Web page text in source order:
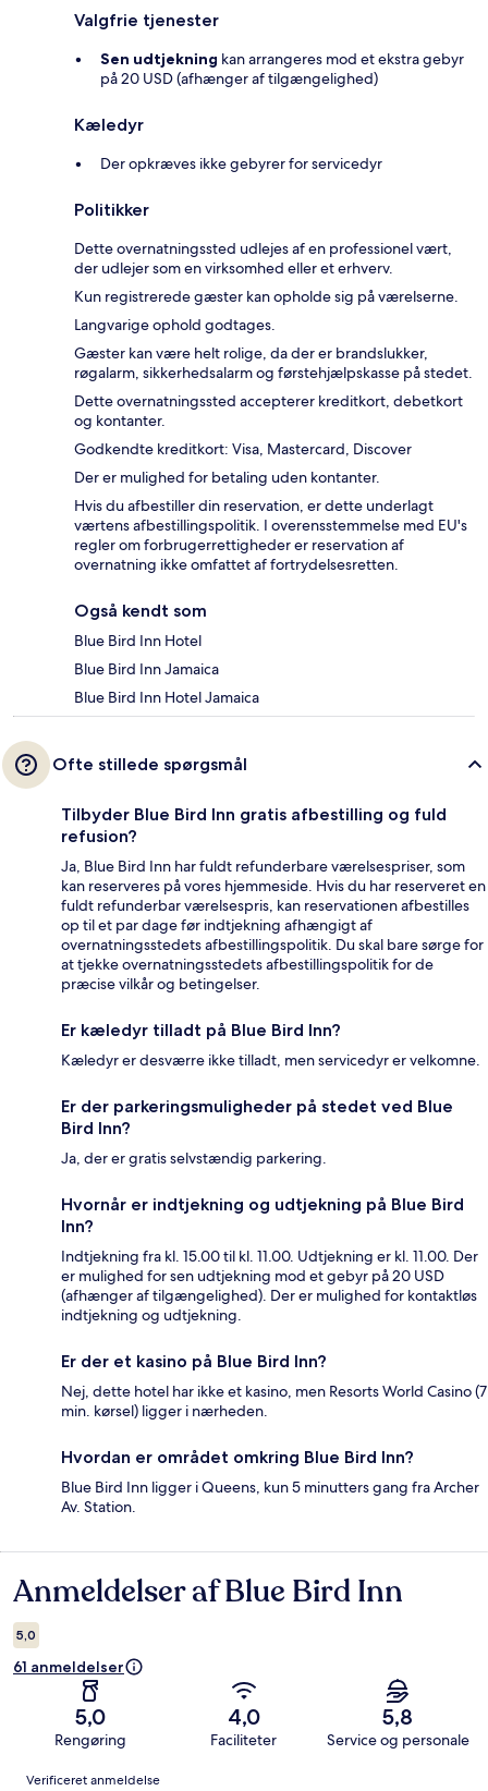
Valgfrie tjenester
Sen udtjekning kan arrangeres mod et ekstra gebyr
på 20 USD (afhænger af tilgængelighed)
Kæledyr
Der opkræves ikke gebyrer for servicedyr
Politikker
Dette overnatningssted udlejes af en professionel vært,
der udlejer som en virksomhed eller et erhverv.
Kun registrerede gæster kan opholde sig på værelserne.
Langvarige ophold godtages.
Gæster kan være helt rolige, da der er brandslukker,
røgalarm, sikkerhedsalarm og førstehjælpskasse på stedet.
Dette overnatningssted accepterer kreditkort, debetkort
og kontanter.
Godkendte kreditkort: Visa, Mastercard, Discover
Der er mulighed for betaling uden kontanter.
Hvis du afbestiller din reservation, er dette underlagt
værtens afbestillingspolitik. I overensstemmelse med EU's
regler om forbrugerrettigheder er reservation af
overnatning ikke omfattet af fortrydelsesretten.
Også kendt som
Blue Bird Inn Hotel
Blue Bird Inn Jamaica
Blue Bird Inn Hotel Jamaica
Ofte stillede spørgsmål
Tilbyder Blue Bird Inn gratis afbestilling og fuld
refusion?
Ja, Blue Bird Inn har fuldt refunderbare værelsespriser, som
kan reserveres på vores hjemmeside. Hvis du har reserveret en
fuldt refunderbar værelsespris, kan reservationen afbestilles
op til et par dage før indtjekning afhængigt af
overnatningsstedets afbestillingspolitik. Du skal bare sørge for
at tjekke overnatningsstedets afbestillingspolitik for de
præcise vilkår og betingelser.
Er kæledyr tilladt på Blue Bird Inn?
Kæledyr er desværre ikke tilladt, men servicedyr er velkomne.
Er der parkeringsmuligheder på stedet ved Blue
Bird Inn?
Ja, der er gratis selvstændig parkering.
Hvornår er indtjekning og udtjekning på Blue Bird
Inn?
Indtjekning fra kl. 15.00 til kl. 11.00. Udtjekning er kl. 11.00. Der
er mulighed for sen udtjekning mod et gebyr på 20 USD
(afhænger af tilgængelighed). Der er mulighed for kontaktløs
indtjekning og udtjekning.
Er der et kasino på Blue Bird Inn?
Nej, dette hotel har ikke et kasino, men Resorts World Casino (7
min. kørsel) ligger i nærheden.
Hvordan er området omkring Blue Bird Inn?
Blue Bird Inn ligger i Queens, kun 5 minutters gang fra Archer
Av. Station.
Anmeldelser
Anmeldelser af Blue Bird Inn
5,0
61 anmeldelser
5,0
Rengøring
4,0
Faciliteter
5,8
Service og personale
Anmeldelser
Verificeret anmeldelse